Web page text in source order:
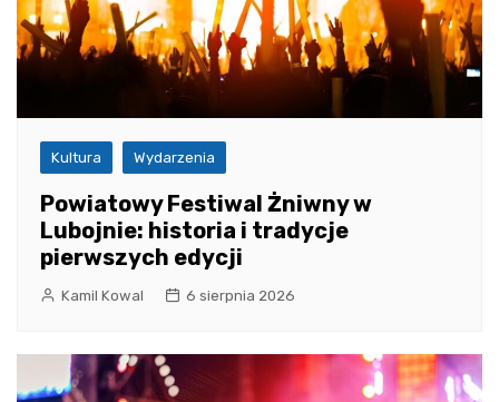
Kultura Wydarzenia
Powiatowy Festiwal Żniwny w
Lubojnie: historia i tradycje
pierwszych edycji
Kamil Kowal 6 sierpnia 2026